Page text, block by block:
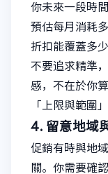
你未來一段時
預估每月消耗
折扣能覆蓋多
不要追求精準
感，不在於你
「上限與範圍」
4. 留意地域
促銷有時與地
關。你需要確